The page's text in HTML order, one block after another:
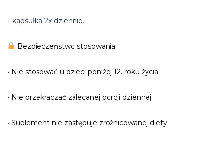
1 kapsułka 2x dziennie.
Bezpieczeństwo stosowania:
• Nie stosować u dzieci poniżej 12. roku życia
• Nie przekraczać zalecanej porcji dziennej
• Suplement nie zastępuje zróżnicowanej diety